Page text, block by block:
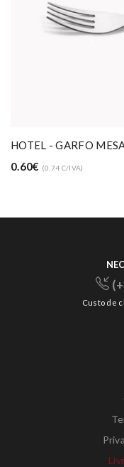
HOTEL - GARFO
0.60€ (0.74 C/IVA)
Custo de